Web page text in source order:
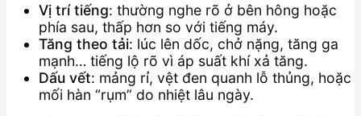
Vị trí tiếng: thường nghe rõ ở bên hông hoặc
phía sau, thấp hơn so với tiếng máy.
Tăng theo tải: lúc lên dốc, chở nặng, tăng ga
mạnh… tiếng lộ rõ vì áp suất khí xả tăng.
Dấu vết: mảng rỉ, vệt đen quanh lỗ thủng, hoặc
mối hàn “rụm” do nhiệt lâu ngày.